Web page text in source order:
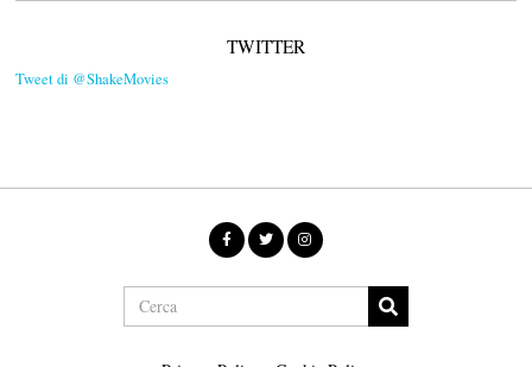
TWITTER
Tweet di @ShakeMovies